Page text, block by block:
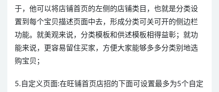
于，他可以将店铺首页的左侧的店铺类目，也就是分类设
置到每个宝贝描述页面中去，形成分类可关可开的侧边栏
功能。就美观来说，分类模板和供述模板相得益彰；就功
能来说，更容易留住买家，方便大家能够多多分类别地选
购宝贝；
5.自定义页面:在旺铺首页店招的下面可设置最多为5个自定